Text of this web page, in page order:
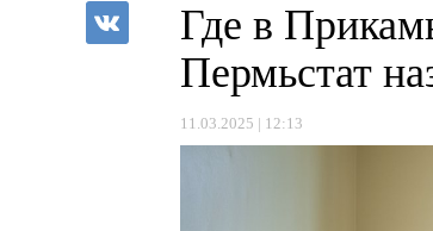
Где в
Пермьстат
11.03.2025 | 12:13